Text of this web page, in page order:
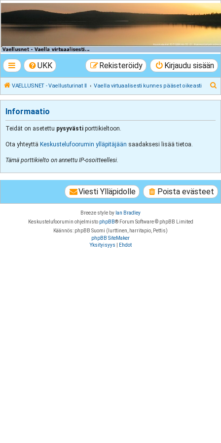
VAELLUSNET -
Vaellusturinat II
UKK Kirjaudu sisään
Rekisteröidy
VAELLUSNET - Vaellusturinat II Vaella virtuaalisesti kunnes pääset oikeasti
Informaatio
Teidät on asetettu pysyvästi porttikieltoon.
Ota yhteyttä Keskustelufoorumin ylläpitäjään saadaksesi lisää tietoa.
Tämä porttikielto on annettu IP-osoitteellesi.
Poista evästeet
Viesti Ylläpidolle
Breeze style by Ian Bradley
Keskustelufoorumin ohjelmisto phpBB® Forum Software © phpBB Limited
Käännös: phpBB Suomi (lurttinen, harritapio, Pettis)
phpBB SiteMaker
Yksityisyys
Ehdot